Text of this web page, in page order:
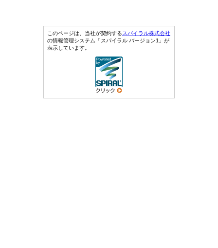
このページは、当社が契約するスパイラル株式会社
の情報管理システム「スパイラル バージョン1」が
表示しています。